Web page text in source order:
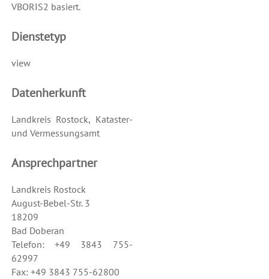
VBORIS2 basiert.
Dienstetyp
view
Datenherkunft
Landkreis Rostock, Kataster-
und Vermessungsamt
Ansprechpartner
Landkreis Rostock
August-Bebel-Str. 3
18209
Bad Doberan
Telefon: +49 3843 755-
62997
Fax: +49 3843 755-62800